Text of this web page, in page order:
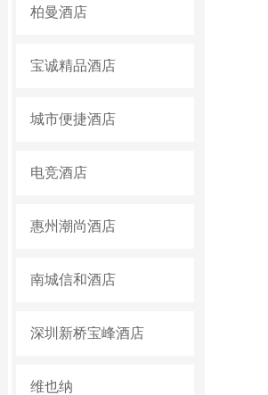
柏曼酒店
宝诚精品酒店
城市便捷酒店
电竞酒店
惠州潮尚酒店
南城信和酒店
深圳新桥宝峰酒店
维也纳